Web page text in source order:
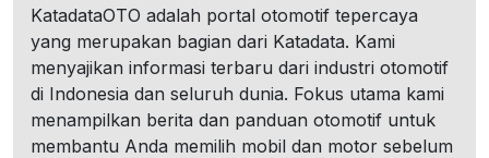
KatadataOTO adalah portal otomotif tepercaya
yang merupakan bagian dari Katadata. Kami
menyajikan informasi terbaru dari industri otomotif
di Indonesia dan seluruh dunia. Fokus utama kami
menampilkan berita dan panduan otomotif untuk
membantu Anda memilih mobil dan motor sebelum